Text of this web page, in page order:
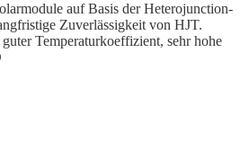
auf Basis der Heterojunction-
Zuverlässigkeit von HJT.
Temperaturkoeffizient, sehr hohe